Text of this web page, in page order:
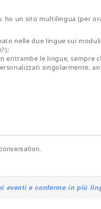
un sito multilingua (per
nelle due lingue sui
entrambe le lingue, sempre
singolarmente,
eventi e conferme in più